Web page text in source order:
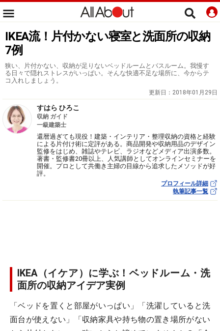
IKEA流！片付かない寝室と洗面所の収納
7例
狭い、片付かない、収納が足りないベッドルームとバスルーム。我慢す
る日々で隠れストレスがいっぱい。そんな快適不足な場所に、今からテ
コ入れしましょう。
更新日： 2018年01月29日
すはら ひろこ
収納 ガイド
一級建築士
還暦過ぎても現役！建築・インテリア・整理収納の資格と経験
による片付け術に定評がある。商品開発や収納用品のデザイン
監修をはじめ、雑誌やテレビ、ラジオなどメディア出演多数。
著書・監修書20冊以上、人気講師としてオンラインセミナーを
開催。プロとして共働き主婦の目線から追求したメソッドが好
評。
プロフィール詳細
執筆記事一覧
IKEA（イケア）に学ぶ！ベッドルーム・洗
面所の収納アイデア実例
「ベッドを置くと部屋がいっぱい」「洗濯していると洗
面台が使えない」「収納家具や持ち物の置き場所がない